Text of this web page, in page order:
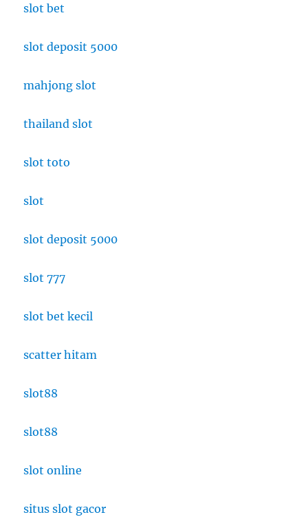
slot bet
slot deposit 5000
mahjong slot
thailand slot
slot toto
slot
slot deposit 5000
slot 777
slot bet kecil
scatter hitam
slot88
slot88
slot online
situs slot gacor